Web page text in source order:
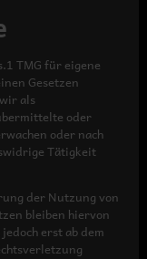
TMG für eigene
Gesetzen
als
oder
oder nach
Tätigkeit
der Nutzung von
bleiben hiervon
erst ab dem